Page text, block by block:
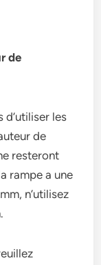
de
d’utiliser les
de
resteront
rampe a une
n’utilisez